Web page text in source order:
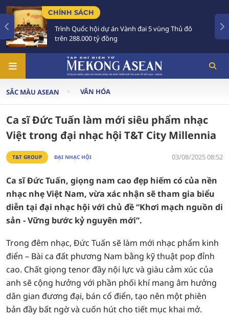
đai 5 vùng Thủ đô
Tổng Bí thư, Chủ tịch nước
Australia và New Zealand
SẮC MÀU ASEAN VĂN HÓA
Ca sĩ Đức Tuấn làm mới siêu phẩm nhạc
Việt trong đại nhạc hội T&T City Millennia
T&T GROUP ĐẠI NHẠC HỘI 03/08/2025 08:52
Ca sĩ Đức Tuấn, giọng nam cao đẹp hiếm có của nền
nhạc nhẹ Việt Nam, vừa xác nhận sẽ tham gia biểu
diễn tại đại nhạc hội với chủ đề “Khơi mạch nguồn di
sản - Vững bước kỷ nguyên mới”.
Trong đêm nhạc, Đức Tuấn sẽ làm mới nhạc phẩm kinh
điển – Bài ca đất phương Nam bằng kỹ thuật pop đỉnh
cao. Chất giọng tenor đầy nội lực và giàu cảm xúc của
anh sẽ cộng hưởng với phần phối khí mang âm hưởng
dân gian đương đại, bán cổ điển, tạo nên một phiên
bản đầy bất ngờ và cuốn hút cho tiết mục khai mở.